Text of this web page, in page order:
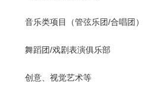
音乐类项目（管弦乐团/合唱团）
舞蹈团/戏剧表演俱乐部
创意、视觉艺术等